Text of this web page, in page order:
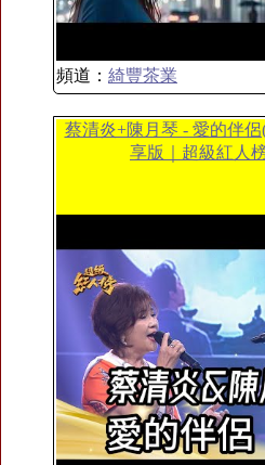
頻道： 綺豐茶業
蔡清炎+陳月琴 - 愛的伴
享版｜超級紅人